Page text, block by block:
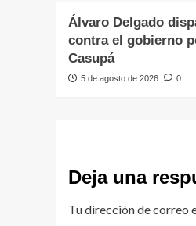
Álvaro Delgado
contra el gobierno
Casupá
5 de agosto de 2026 0
Deja una
Tu dirección de correo